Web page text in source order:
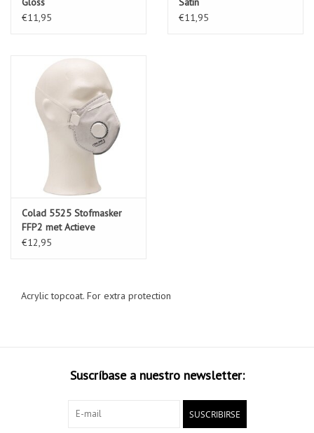
€11,95
€11,95
Colad 5525 Stofmasker
FFP2 met Actieve
Koolstoffilter
€12,95
Acrylic topcoat. For extra protection
Suscríbase a nuestro newsletter:
SUSCRIBIRSE